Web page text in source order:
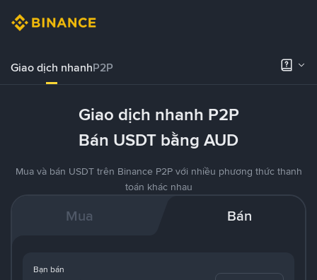
Giao dịch nhanhP2P
Giao dịch nhanh P2P
Bán USDT bằng AUD
Mua và bán USDT trên Binance P2P với nhiều phương thức thanh
toán khác nhau
Mua Bán
Bạn bán